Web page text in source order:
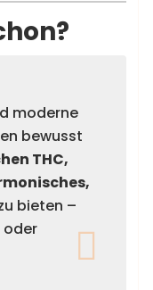
moderne
bewusst
THC,
bieten –
oder